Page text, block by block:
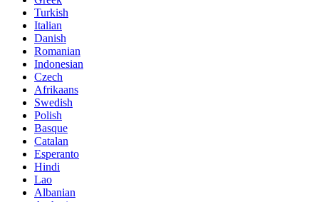
Turkish
Italian
Danish
Romanian
Indonesian
Czech
Afrikaans
Swedish
Polish
Basque
Catalan
Esperanto
Hindi
Lao
Albanian